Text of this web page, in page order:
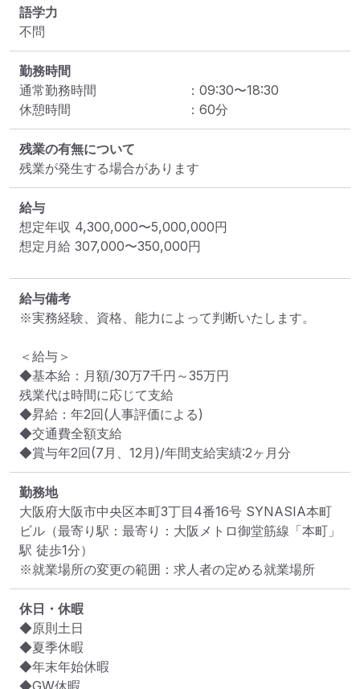
語学力
不問
勤務時間
通常勤務時間
： 09:30〜18:30
休憩時間
： 60分
残業の有無について
残業が発生する場合があります
給与
想定年収 4,300,000〜5,000,000円
想定月給 307,000〜350,000円
給与備考
※実務経験、資格、能力によって判断いたします。
＜給与＞
◆基本給：月額/30万7千円～35万円
残業代は時間に応じて支給
◆昇給：年2回(人事評価による)
◆交通費全額支給
◆賞与年2回(7月、12月)/年間支給実績:2ヶ月分
勤務地
大阪府大阪市中央区本町3丁目4番16号 SYNASIA本町
ビル （最寄り駅：最寄り：大阪メトロ御堂筋線「本町」
駅 徒歩1分）
※就業場所の変更の範囲：求人者の定める就業場所
休日・休暇
◆原則土日
◆夏季休暇
◆年末年始休暇